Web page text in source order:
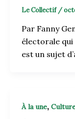
Le Collectif /
Par Fanny
électorale qui
est un sujet
À la une,